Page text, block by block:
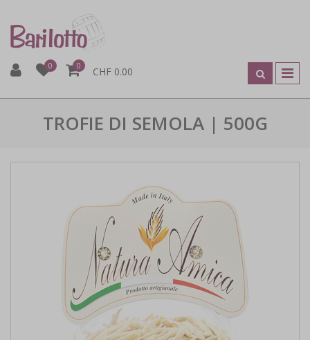
0 0 CHF 0.00
TROFIE DI SEMOLA | 500G